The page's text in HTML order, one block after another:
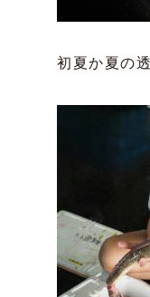
初夏か夏の